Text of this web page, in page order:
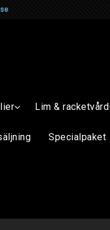
Lim & racketvård
Specialpaket